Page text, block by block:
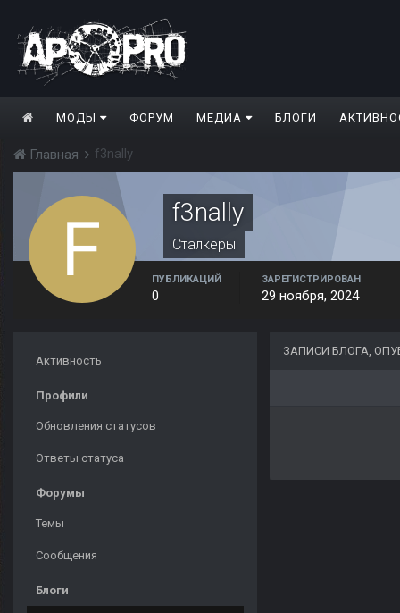
МОДЫ ФОРУМ МЕДИА БЛОГИ
Главная f3nally
f3nally
Сталкеры
ПУБЛИКАЦИЙ
0
ЗАРЕГИСТРИРОВАН
29 ноября, 2024
Активность
Профили
Обновления статусов
Ответы статуса
Форумы
Темы
Сообщения
Блоги
ЗАПИСИ БЛОГА,